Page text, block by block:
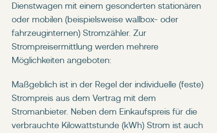
Dienstwagen mit einem gesonderten stationären
oder mobilen (beispielsweise wallbox- oder
fahrzeuginternen) Stromzähler. Zur
Strompreisermittlung werden mehrere
Möglichkeiten angeboten:
Maßgeblich ist in der Regel der individuelle (feste)
Strompreis aus dem Vertrag mit dem
Stromanbieter. Neben dem Einkaufspreis für die
verbrauchte Kilowattstunde (kWh) Strom ist auch